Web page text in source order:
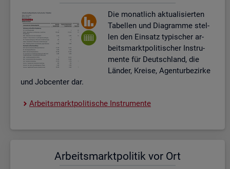
Die mo­nat­lich ak­tua­li­sier­ten
Ta­bel­len und Dia­gram­me stel­
len den Ein­satz ty­pi­scher ar­
beits­markt­po­li­ti­scher In­stru­
men­te für Deutsch­land, die
Län­der, Krei­se, Agen­tur­be­zir­ke
und Job­cen­ter dar.
Ar­beits­markt­po­li­ti­sche In­stru­men­te
Ar­beits­markt­po­li­tik vor Ort